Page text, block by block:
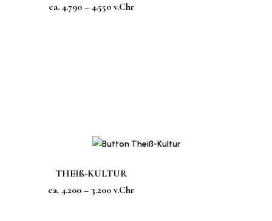
ca. 4.790 – 4.550 v.Chr
THEIß-KULTUR
ca. 4.200 – 3.200 v.Chr